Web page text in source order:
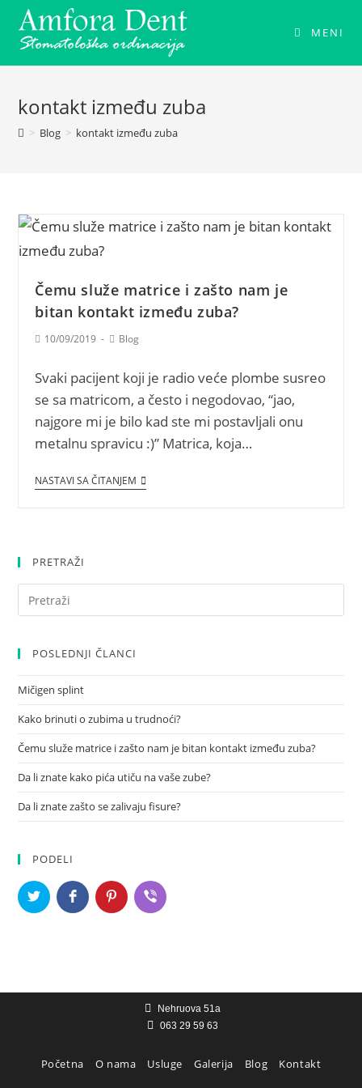
MENI
kontakt između zuba
> Blog > kontakt između zuba
Čemu služe matrice i zašto nam je
bitan kontakt između zuba?
10/09/2019 Blog
Svaki pacijent koji je radio veće plombe susreo
se sa matricom, a često i negodovao, “jao,
najgore mi je bilo kad ste mi postavljali onu
metalnu spravicu :)” Matrica, koja…
NASTAVI SA ČITANJEM
PRETRAŽI
POSLEDNJI ČLANCI
Mičigen splint
Kako brinuti o zubima u trudnoći?
Čemu služe matrice i zašto nam je bitan kontakt između zuba?
Da li znate kako pića utiču na vaše zube?
Da li znate zašto se zalivaju fisure?
PODELI
Nehruova 51a
063 29 59 63
Početna O nama Usluge Galerija Blog Kontakt